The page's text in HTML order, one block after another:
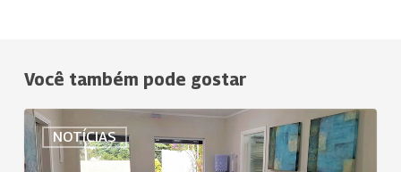
Você também pode gostar
NOTÍCIAS
Uniodonto
Paulista
aposta